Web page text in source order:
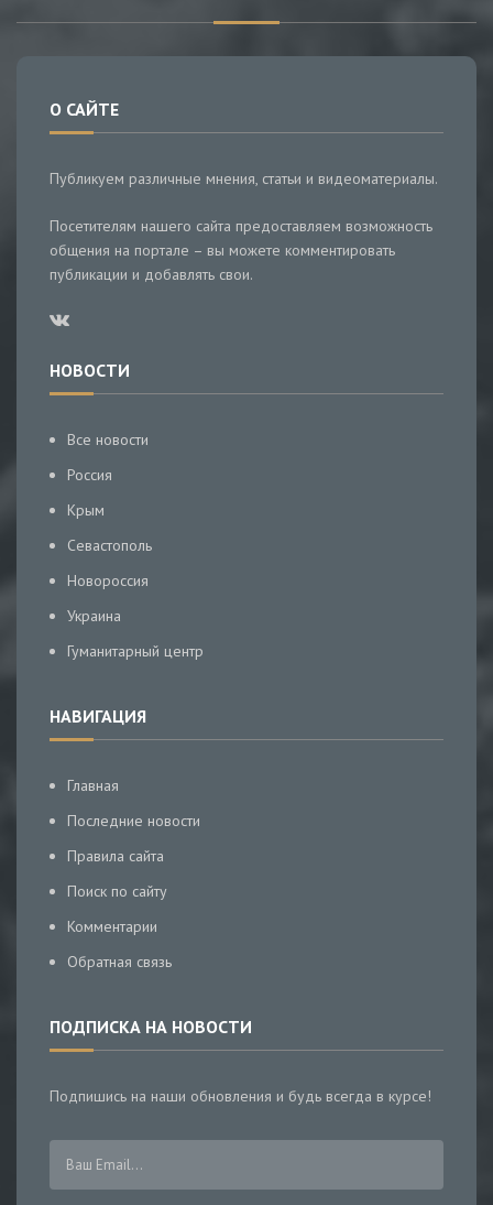
О САЙТЕ
Публикуем различные мнения, статьи и видеоматериалы.
Посетителям нашего сайта предоставляем возможность
общения на портале – вы можете комментировать
публикации и добавлять свои.
НОВОСТИ
Все новости
Россия
Крым
Севастополь
Новороссия
Украина
Гуманитарный центр
НАВИГАЦИЯ
Главная
Последние новости
Правила сайта
Поиск по сайту
Комментарии
Обратная связь
ПОДПИСКА НА НОВОСТИ
Подпишись на наши обновления и будь всегда в курсе!